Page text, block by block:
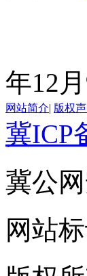
年12
网站简介| 版权
冀ICP
冀公
网站